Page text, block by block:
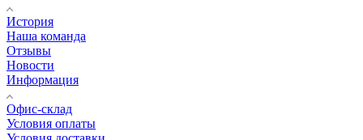
История
Наша команда
Отзывы
Новости
Информация
Офис-склад
Условия оплаты